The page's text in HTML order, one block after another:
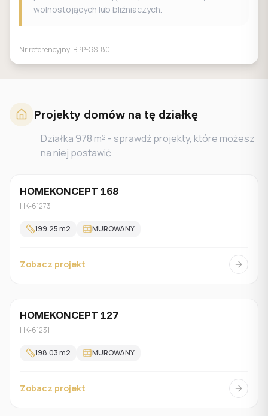
wolnostojących lub bliźniaczych.
Nr referencyjny: BPP-GS-80
Projekty domów na tę działkę
Działka 978 m² - sprawdź projekty, które możesz
na niej postawić
Jednorodzinny
HOMEKONCEPT 168
HK-61273
199.25m2 MUROWANY
Zobacz projekt
Z poddaszem
HOMEKONCEPT 127
HK-61231
198.03m2 MUROWANY
Zobacz projekt